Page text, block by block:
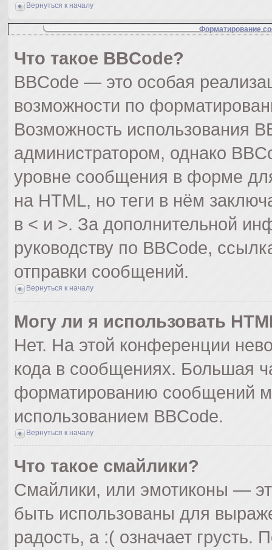
Вернуться к началу
Форматирование
Что такое BBCode?
BBCode — это особая
возможности по
Возможность использования
администратором, однако
уровне сообщения в форме
на HTML, но теги в нём
в < и >. За дополнительной
руководству по BBCode,
отправки сообщений.
Вернуться к началу
Могу ли я использовать
Нет. На этой конференции
кода в сообщениях. Большая
форматированию сообщений
использованием BBCode.
Вернуться к началу
Что такое смайлики?
Смайлики, или эмотиконы —
быть использованы для
радость, а :( означает